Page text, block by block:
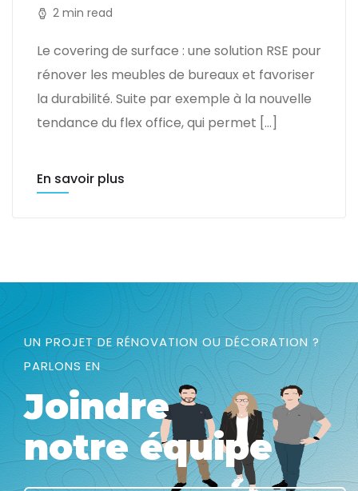
2 min read
Le covering de surface : une solution RSE pour
rénover les meubles de bureaux et favoriser
la durabilité. Suite par exemple à la nouvelle
tendance du flex office, qui permet […]
En savoir plus
UN PROJET DE RÉNOVATION OU DÉCORATION ?
PARLONS EN
Joindre
notre équipe